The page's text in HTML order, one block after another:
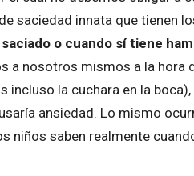
saciedad innata que tienen
o cuando sí tiene
a nosotros mismos a la hora
incluso la cuchara en la
ansiedad. Lo mismo
niños saben realmente